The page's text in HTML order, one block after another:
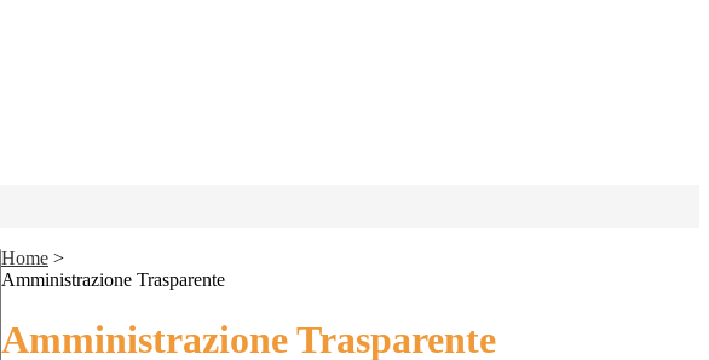
Home >
Amministrazione Trasparente
Amministrazione Trasparente